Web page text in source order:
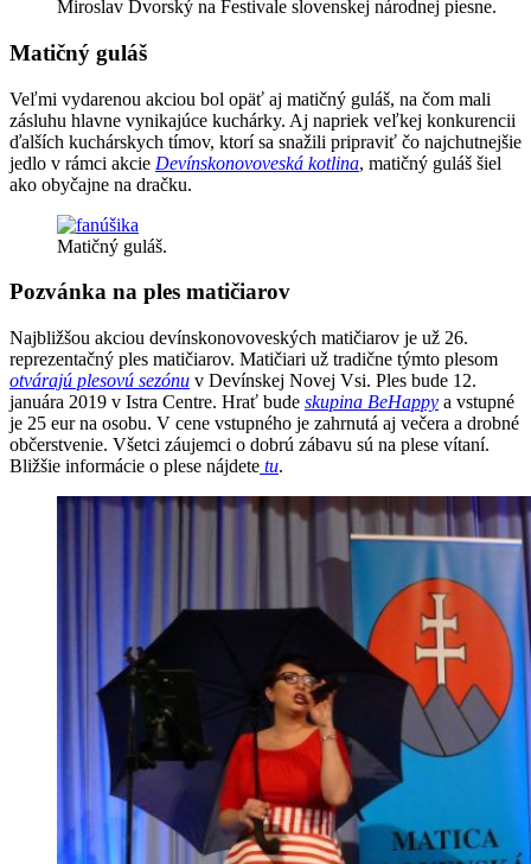
Miroslav Dvorský na Festivale slovenskej národnej piesne.
Matičný guláš
Veľmi vydarenou akciou bol opäť aj matičný guláš, na čom mali
zásluhu hlavne vynikajúce kuchárky. Aj napriek veľkej konkurencii
ďalších kuchárskych tímov, ktorí sa snažili pripraviť čo najchutnejšie
jedlo v rámci akcie Devínskonovoveská kotlina, matičný guláš šiel
ako obyčajne na dračku.
Matičný guláš.
Pozvánka na ples matičiarov
Najbližšou akciou devínskonovoveských matičiarov je už 26.
reprezentačný ples matičiarov. Matičiari už tradične týmto plesom
otvárajú plesovú sezónu v Devínskej Novej Vsi. Ples bude 12.
januára 2019 v Istra Centre. Hrať bude skupina BeHappy a vstupné
je 25 eur na osobu. V cene vstupného je zahrnutá aj večera a drobné
občerstvenie. Všetci záujemci o dobrú zábavu sú na plese vítaní.
Bližšie informácie o plese nájdete tu.